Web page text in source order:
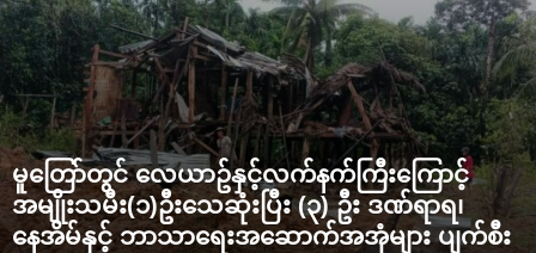
မူတြော်တွင် လေယာဥ်နှင့်လက်နက်ကြီးကြောင့်
အမျိုးသမီး(၁)ဦးသေဆုံးပြီး (၃) ဦး ဒဏ်ရာရ၊
နေအိမ်နှင့် ဘာသာရေးအဆောက်အအုံများ ပျက်စီး